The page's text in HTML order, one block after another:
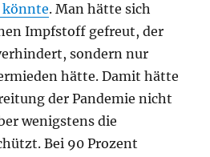
könnte. Man hätte sich
Impfstoff gefreut, der
sondern nur
hätte. Damit hätte
der Pandemie nicht
wenigstens die
Bei 90 Prozent